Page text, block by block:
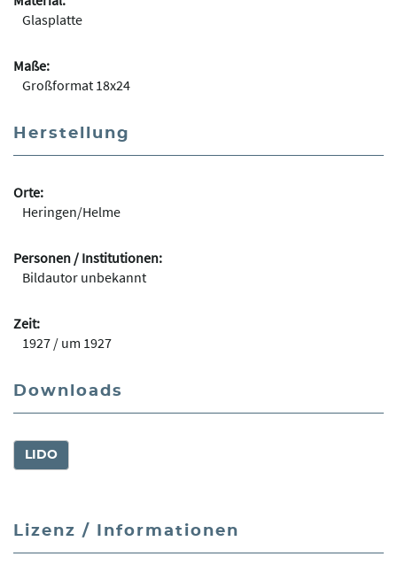
Glasplatte
Maße:
Großformat 18x24
Herstellung
Orte:
Heringen/Helme
Personen / Institutionen:
Bildautor unbekannt
Zeit:
1927 / um 1927
Downloads
LIDO
Lizenz / Informationen